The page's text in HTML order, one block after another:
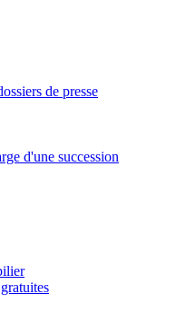
de presse
d'une succession